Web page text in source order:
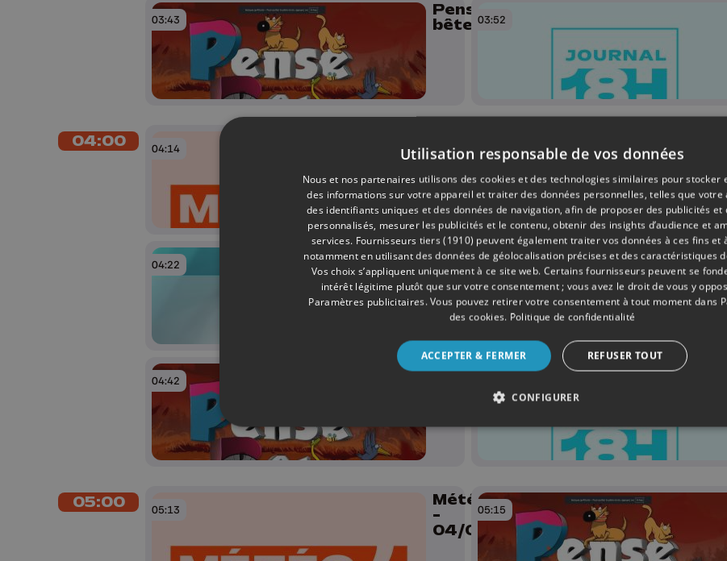
03:43
Pense
bêtes03:52
04:00 04:14
-
04:16
04:22
22h30
04:40
04:42
Pense
05:00 05:13
Météo Soir
-
04/06/2026
05:15
Utilisation responsable de vos données
Nous et nos partenaires utilisons des cookies et des technologies similaires pour stocker
des informations sur votre appareil et traiter des données personnelles, telles que votre
des identifiants uniques et des données de navigation, afin de proposer des publicités et
personnalisés, mesurer les publicités et le contenu, obtenir des insights d’audience et
services. Fournisseurs tiers (1910) peuvent également traiter vos données à ces fins et
notamment en utilisant des données de géolocalisation précises et des caractéristiques
Vos choix s’appliquent uniquement à ce site web. Certains fournisseurs peuvent se
intérêt légitime plutôt que sur votre consentement ; vous avez le droit de vous y
Paramètres publicitaires. Vous pouvez retirer votre consentement à tout moment dans
des cookies. Politique de confidentialité
ACCEPTER & FERMER REFUSER TOUT
CONFIGURER